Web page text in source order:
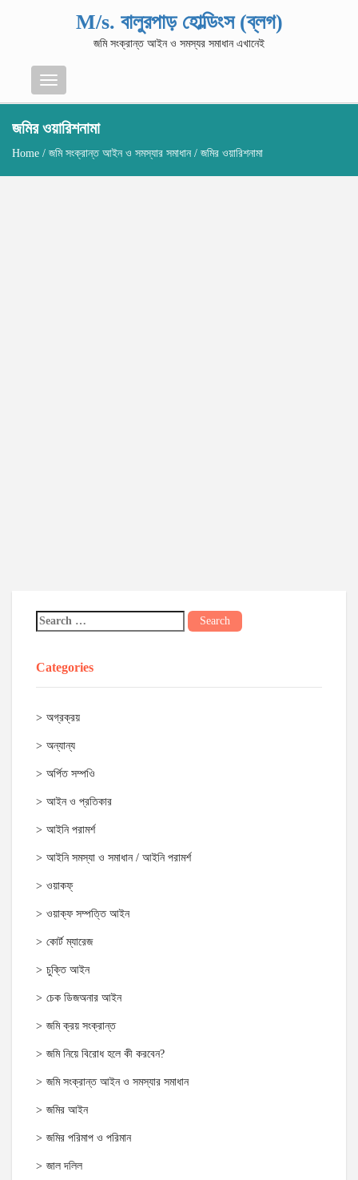
M/s. বালুরপাড় হোল্ডিংস (ব্লগ)
জমি সংক্রান্ত আইন ও সমস্যর সমাধান এখানেই
Menu
জমির ওয়ারিশনামা
Home / জমি সংক্রান্ত আইন ও সমস্যার সমাধান/ জমির ওয়ারিশনামা
Categories
অগ্রক্রয়
অন্যান্য
অর্পিত সম্পওি
আইন ও প্রতিকার
আইনি পরামর্শ
আইনি সমস্যা ও সমাধান / আইনি পরামর্শ
ওয়াকফ্
ওয়াক্‌ফ সম্পত্তি আইন
কোর্ট ম্যারেজ
চুক্তি আইন
চেক ডিজঅনার আইন
জমি ক্রয় সংক্রান্ত
জমি নিয়ে বিরোধ হলে কী করবেন?
জমি সংক্রান্ত আইন ও সমস্যার সমাধান
জমির আইন
জমির পরিমাপ ও পরিমান
জাল দলিল